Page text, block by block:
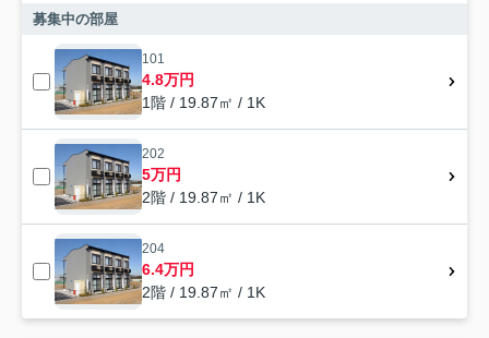
募集中の部屋
101
4.8万円
1階 / 19.87㎡ / 1K
202
5万円
2階 / 19.87㎡ / 1K
204
6.4万円
2階 / 19.87㎡ / 1K